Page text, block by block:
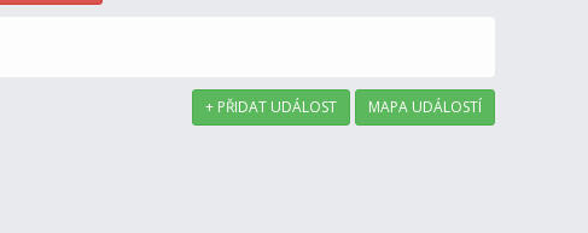
+ PŘIDAT UDÁLOST MAPA UDÁLOSTÍ